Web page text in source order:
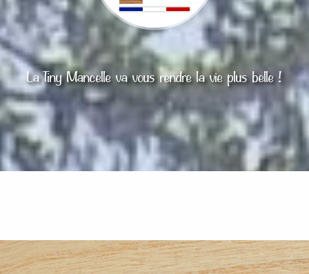
La Tiny Mancelle va vous rendre la vie plus belle !